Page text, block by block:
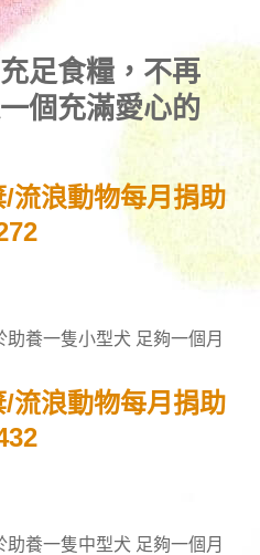
足食糧，不再
個充滿愛心的
流浪動物每月捐助
養一隻小型犬 足夠一個月
流浪動物每月捐助
養一隻中型犬 足夠一個月